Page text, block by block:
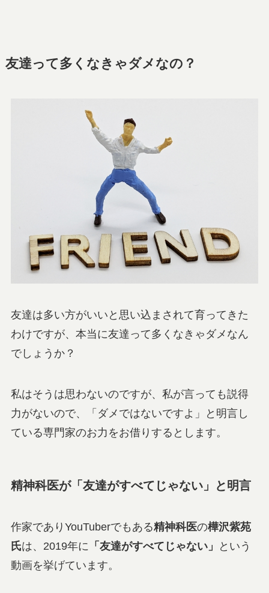
友達って多くなきゃダメなの？
友達は多い方がいいと思い込まされて育ってきた
わけですが、本当に友達って多くなきゃダメなん
でしょうか？
私はそうは思わないのですが、私が言っても説得
力がないので、「ダメではないですよ」と明言し
ている専門家のお力をお借りするとします。
精神科医が「友達がすべてじゃない」と明言
作家でありYouTuberでもある精神科医の樺沢紫苑
氏は、2019年に 「友達がすべてじゃない」
という
動画を挙げています。